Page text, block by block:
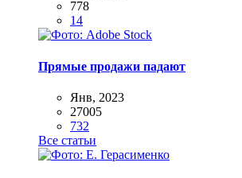
778
14
Прямые продажи падают
Янв, 2023
27005
732
Все статьи